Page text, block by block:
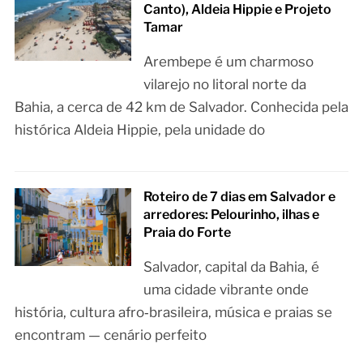
Canto), Aldeia Hippie e Projeto
Tamar
Arembepe é um charmoso
vilarejo no litoral norte da
Bahia, a cerca de 42 km de Salvador. Conhecida pela
histórica Aldeia Hippie, pela unidade do
Roteiro de 7 dias em Salvador e
arredores: Pelourinho, ilhas e
Praia do Forte
Salvador, capital da Bahia, é
uma cidade vibrante onde
história, cultura afro‑brasileira, música e praias se
encontram — cenário perfeito